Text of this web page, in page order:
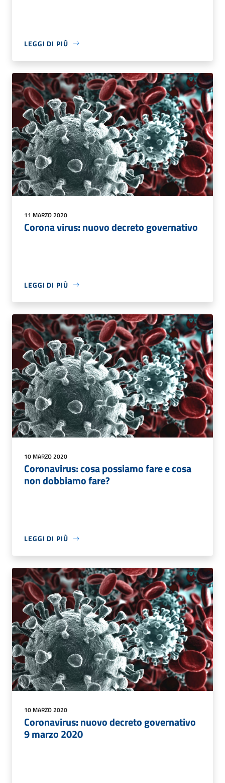
LEGGI DI PIÙ
11 MARZO 2020
Corona virus: nuovo decreto governativo
LEGGI DI PIÙ
10 MARZO 2020
Coronavirus: cosa possiamo fare e cosa
non dobbiamo fare?
LEGGI DI PIÙ
10 MARZO 2020
Coronavirus: nuovo decreto governativo
9 marzo 2020